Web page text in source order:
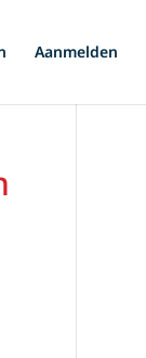
Aanmelden